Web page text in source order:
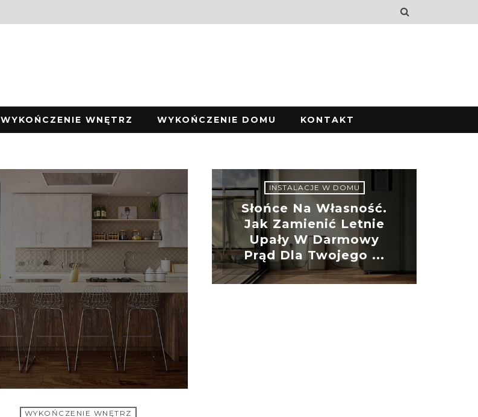
WYKOŃCZENIE WNĘTRZ WYKOŃCZENIE DOMU KONTAKT
WYKOŃCZENIE WNĘTRZ
INSTALACJE W DOMU
Słońce Na Własność.
Jak Zamienić Letnie
Upały W Darmowy
Prąd Dla Twojego ...